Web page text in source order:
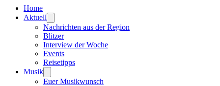
Home
Aktuell
Nachrichten aus der Region
Blitzer
Interview der Woche
Events
Reisetipps
Musik
Euer Musikwunsch